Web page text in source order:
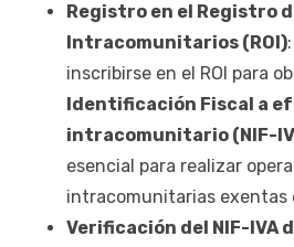
Registro en el Registro
Intracomunitarios (ROI)
inscribirse en el ROI para
Identificación Fiscal a
intracomunitario (NIF-
esencial para realizar
intracomunitarias exentas
Verificación del NIF-IVA